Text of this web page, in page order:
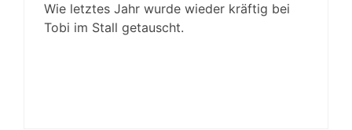
Wie letztes Jahr wurde wieder kräftig bei
Tobi im Stall getauscht.